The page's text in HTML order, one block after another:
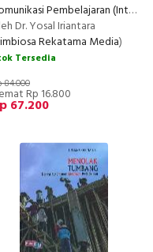
Komunikasi Pembelajaran (Interaksi Komunikatif dan Edukatif di Dalam Kelas)
Dr. Yosal Iriantara
Rekatama Media)
Tersedia
84.000
Rp 16.800
67.200